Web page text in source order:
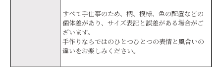
すべて手仕事のため、柄、模様、色の配置などの
個体差があり、サイズ表記と誤差がある場合がご
ざいます。
手作りならではのひとつひとつの表情と風合いの
違いをお楽しみください。